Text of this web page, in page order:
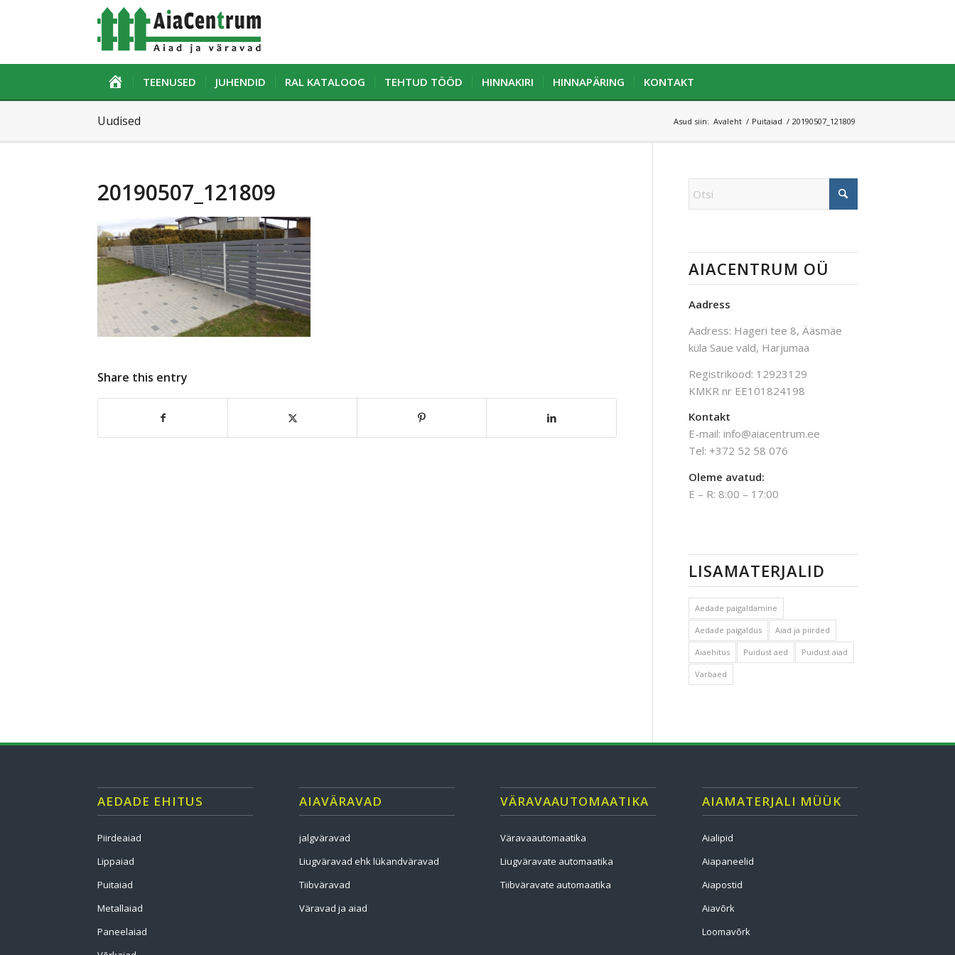
ESILEHT
TEENUSED JUHENDID RAL KATALOOG TEHTUD TÖÖD HINNAKIRI HINNAPÄRING KONTAKT
Uudised Asud siin: Avaleht / Puitaiad / 20190507_121809
20190507_121809
Share this entry
AIACENTRUM OÜ
Aadress
Aadress: Hageri tee 8, Ääsmäe
küla Saue vald, Harjumaa
Registrikood: 12923129
KMKR nr EE101824198
Kontakt
E-mail: info@aiacentrum.ee
Tel: +372 52 58 076
Oleme avatud:
E – R: 8:00 – 17:00
LISAMATERJALID
Aedade paigaldamine
Aedade paigaldus Aiad ja piirded
Aiaehitus Puidust aed Puidust aiad
Varbaed
AEDADE EHITUS
Piirdeaiad
Lippaiad
Puitaiad
Metallaiad
Paneelaiad
AIAVÄRAVAD
jalgväravad
Liugväravad ehk lükandväravad
Tiibväravad
Väravad ja aiad
VÄRAVAAUTOMAATIKA
Väravaautomaatika
Liugväravate automaatika
Tiibväravate automaatika
AIAMATERJALI MÜÜK
Aialipid
Aiapaneelid
Aiapostid
Aiavõrk
Loomavõrk